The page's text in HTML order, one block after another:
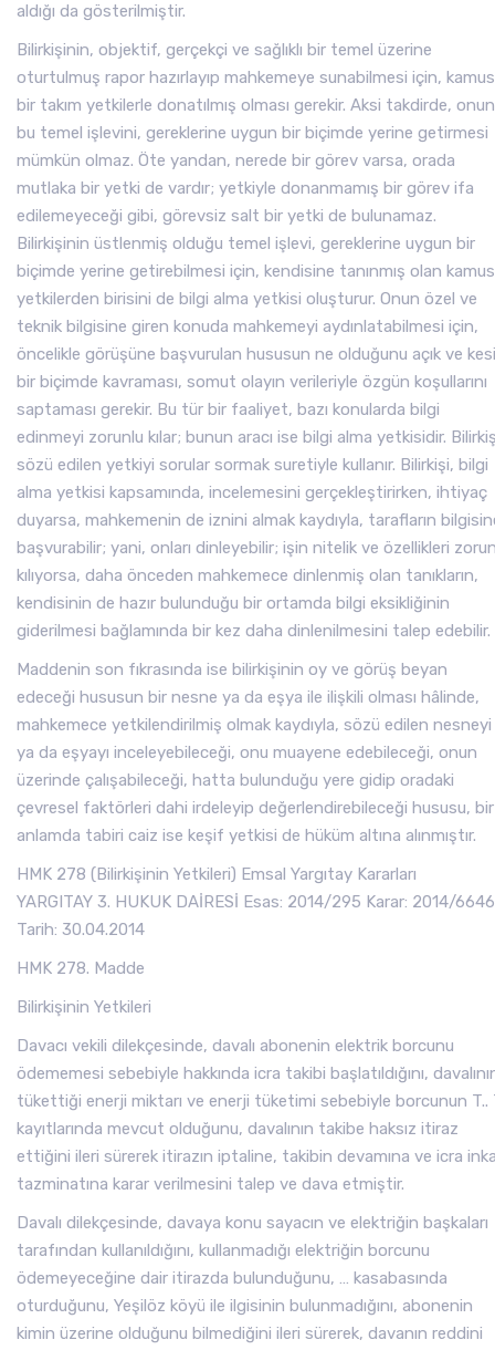
aldığı da gösterilmiştir.
Bilirkişinin, objektif, gerçekçi ve sağlıklı bir temel üzerine
oturtulmuş rapor hazırlayıp mahkemeye sunabilmesi için,
bir takım yetkilerle donatılmış olması gerekir. Aksi takdirde,
bu temel işlevini, gereklerine uygun bir biçimde yerine getirmesi
mümkün olmaz. Öte yandan, nerede bir görev varsa, orada
mutlaka bir yetki de vardır; yetkiyle donanmamış bir görev ifa
edilemeyeceği gibi, görevsiz salt bir yetki de bulunamaz.
Bilirkişinin üstlenmiş olduğu temel işlevi, gereklerine uygun bir
biçimde yerine getirebilmesi için, kendisine tanınmış olan
yetkilerden birisini de bilgi alma yetkisi oluşturur. Onun özel ve
teknik bilgisine giren konuda mahkemeyi aydınlatabilmesi için,
öncelikle görüşüne başvurulan hususun ne olduğunu açık ve
bir biçimde kavraması, somut olayın verileriyle özgün koşullarını
saptaması gerekir. Bu tür bir faaliyet, bazı konularda bilgi
edinmeyi zorunlu kılar; bunun aracı ise bilgi alma yetkisidir.
sözü edilen yetkiyi sorular sormak suretiyle kullanır. Bilirkişi, bilgi
alma yetkisi kapsamında, incelemesini gerçekleştirirken, ihtiyaç
duyarsa, mahkemenin de iznini almak kaydıyla, tarafların
başvurabilir; yani, onları dinleyebilir; işin nitelik ve özellikleri
kılıyorsa, daha önceden mahkemece dinlenmiş olan tanıkların,
kendisinin de hazır bulunduğu bir ortamda bilgi eksikliğinin
giderilmesi bağlamında bir kez daha dinlenilmesini talep edebilir.
Maddenin son fıkrasında ise bilirkişinin oy ve görüş beyan
edeceği hususun bir nesne ya da eşya ile ilişkili olması hâlinde,
mahkemece yetkilendirilmiş olmak kaydıyla, sözü edilen nesneyi
ya da eşyayı inceleyebileceği, onu muayene edebileceği, onun
üzerinde çalışabileceği, hatta bulunduğu yere gidip oradaki
çevresel faktörleri dahi irdeleyip değerlendirebileceği hususu, bir
anlamda tabiri caiz ise keşif yetkisi de hüküm altına alınmıştır.
HMK 278 (Bilirkişinin Yetkileri) Emsal Yargıtay Kararları
YARGITAY 3. HUKUK DAİRESİ Esas: 2014/295 Karar: 2014/6646
Tarih: 30.04.2014
HMK 278. Madde
Bilirkişinin Yetkileri
Davacı vekili dilekçesinde, davalı abonenin elektrik borcunu
ödememesi sebebiyle hakkında icra takibi başlatıldığını,
tükettiği enerji miktarı ve enerji tüketimi sebebiyle borcunun T..
kayıtlarında mevcut olduğunu, davalının takibe haksız itiraz
ettiğini ileri sürerek itirazın iptaline, takibin devamına ve icra
tazminatına karar verilmesini talep ve dava etmiştir.
Davalı dilekçesinde, davaya konu sayacın ve elektriğin başkaları
tarafından kullanıldığını, kullanmadığı elektriğin borcunu
ödemeyeceğine dair itirazda bulunduğunu, … kasabasında
oturduğunu, Yeşilöz köyü ile ilgisinin bulunmadığını, abonenin
kimin üzerine olduğunu bilmediğini ileri sürerek, davanın reddini